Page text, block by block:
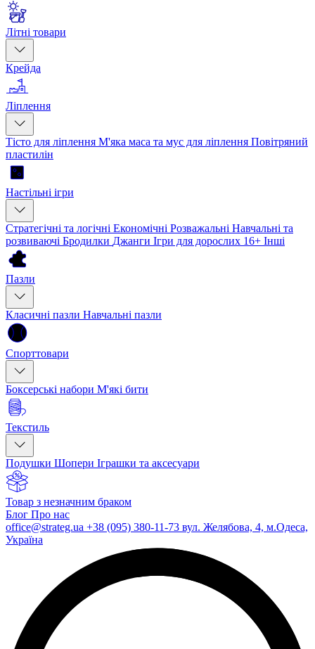
Літні товари
Крейда
Ліплення
Тісто для ліплення М'яка маса та мус для ліплення Повітряний
пластилін
Настільні ігри
Стратегічні та логічні Економічні Розважальні Навчальні та
розвиваючі Бродилки Джанги Ігри для дорослих 16+ Інші
Пазли
Класичні пазли Навчальні пазли
Спорттовари
Боксерські набори М'які бити
Текстиль
Подушки Шопери Іграшки та аксесуари
Товар з незначним браком
Блог Про нас
office@strateg.ua +38 (095) 380-11-73 вул. Желябова, 4, м.Одеса,
Україна